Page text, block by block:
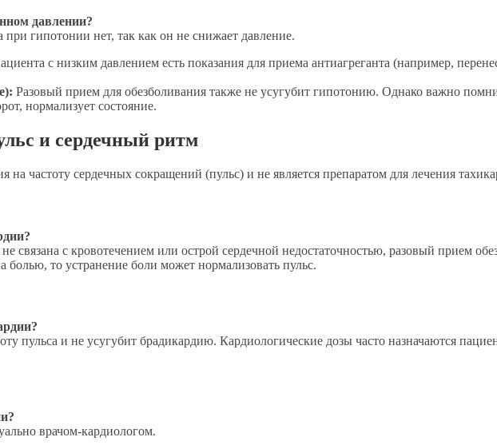
давлении?
гипотонии нет, так как он не снижает давление.
с низким давлением есть показания для приема антиагреганта (например,
Разовый прием для обезболивания также не усугубит гипотонию. Однако важно
нормализует состояние.
и сердечный ритм
на частоту сердечных сокращений (пульс) и не является препаратом для лечения
связана с кровотечением или острой сердечной недостаточностью, разовый прием
то устранение боли может нормализовать пульс.
пульса и не усугубит брадикардию. Кардиологические дозы часто назначаются
врачом-кардиологом.